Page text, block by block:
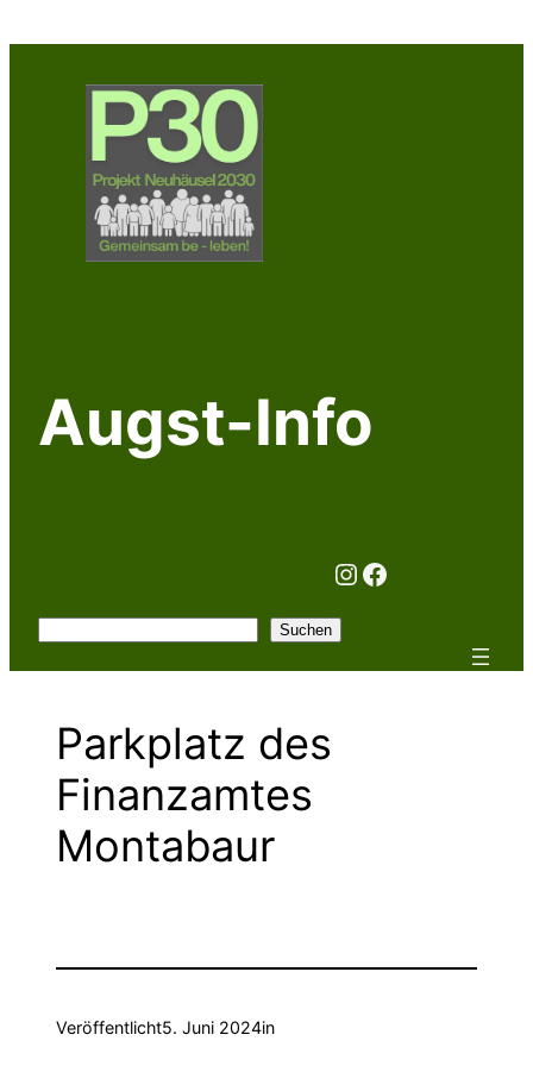
Inhalt
Augst-Info
Instagram
Facebook
Suchen
Parkplatz des
Finanzamtes
Montabaur
Veröffentlicht5. Juni 2024in